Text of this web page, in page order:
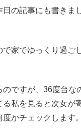
の記事にも書きま
で家でゆっくり過ご
のですが、36度台な
る私を見ると次女が
かチェックします。